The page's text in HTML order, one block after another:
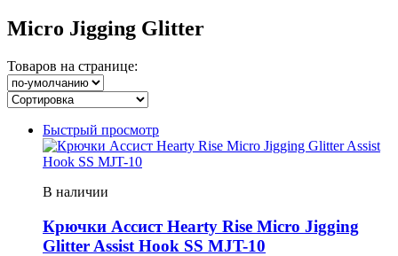
Micro Jigging Glitter
Товаров на странице:
Быстрый просмотр
В наличии
Крючки Ассист Hearty Rise Micro Jigging
Glitter Assist Hook SS MJT-10